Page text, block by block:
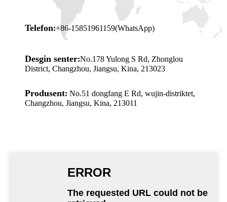
Telefon:+86-15851961159(WhatsApp)
Desgin senter:No.178 Yulong S Rd, Zhonglou
District, Changzhou, Jiangsu, Kina, 213023
Produsent: No.51 dongfang E Rd, wujin-distriktet,
Changzhou, Jiangsu, Kina, 213011